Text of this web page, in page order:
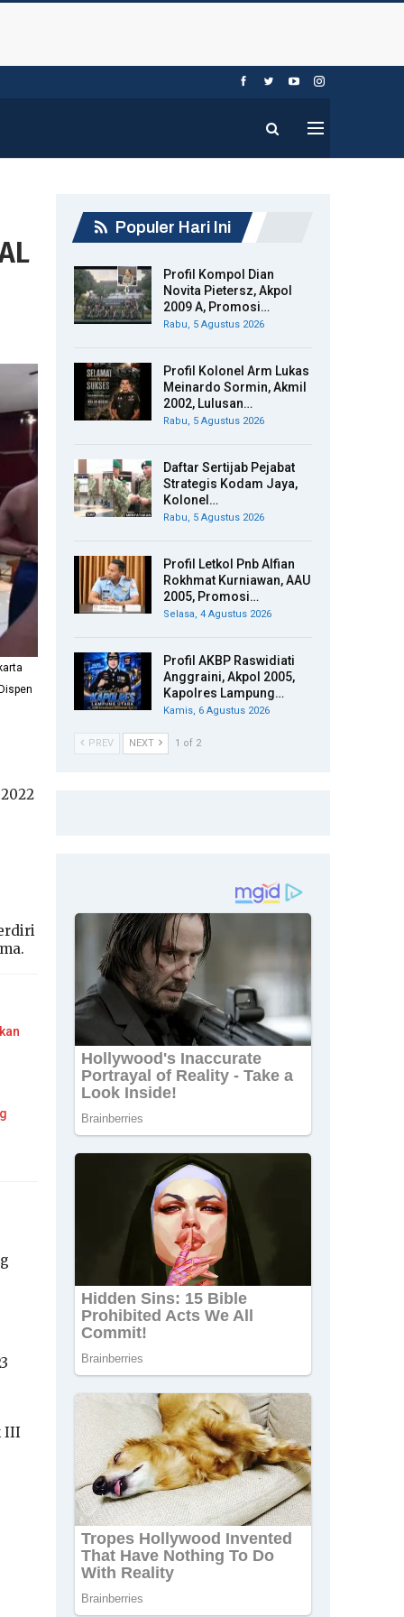
III
Populer Hari Ini
Profil Kompol Dian
Novita Pietersz, Akpol
2009 A, Promosi…
Rabu, 5 Agustus 2026
Profil Kolonel Arm Lukas
Meinardo Sormin, Akmil
2002, Lulusan…
Rabu, 5 Agustus 2026
Daftar Sertijab Pejabat
Strategis Kodam Jaya,
Kolonel…
Rabu, 5 Agustus 2026
Profil Letkol Pnb Alfian
Rokhmat Kurniawan, AAU
2005, Promosi…
Selasa, 4 Agustus 2026
Profil AKBP Raswidiati
Anggraini, Akpol 2005,
Kapolres Lampung…
Kamis, 6 Agustus 2026
PREV NEXT 1 of 2